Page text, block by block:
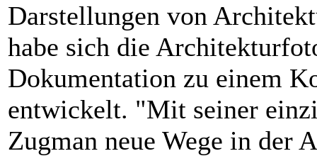
Darstellungen von
habe sich die
Dokumentation zu einem
entwickelt. "Mit seiner
Zugman neue Wege in der